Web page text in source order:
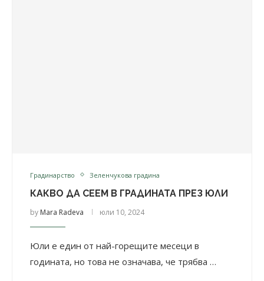
Градинарство Зеленчукова градина
КАКВО ДА СЕЕМ В ГРАДИНАТА ПРЕЗ ЮЛИ
by Mara Radeva юли 10, 2024
Юли е един от най-горещите месеци в
годината, но това не означава, че трябва …